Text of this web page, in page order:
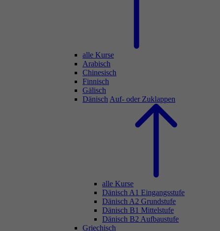
alle Kurse
Arabisch
Chinesisch
Finnisch
Gälisch
Dänisch Auf- oder Zuklappen
alle Kurse
Dänisch A1 Eingangsstufe
Dänisch A2 Grundstufe
Dänisch B1 Mittelstufe
Dänisch B2 Aufbaustufe
Griechisch